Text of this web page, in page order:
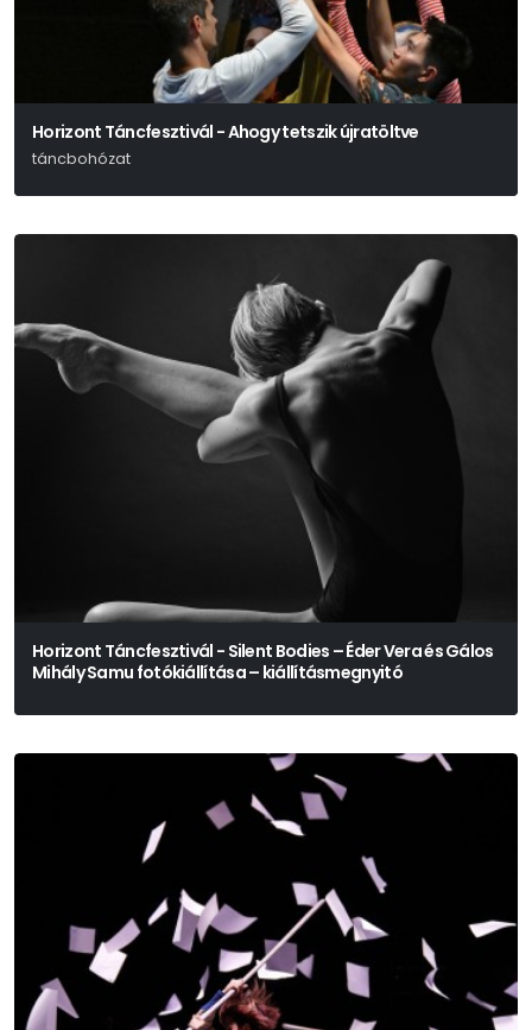
Horizont Táncfesztivál - Ahogy tetszik újratöltve
táncbohózat
Horizont Táncfesztivál - Silent Bodies – Éder Vera és Gálos
Mihály Samu fotókiállítása – kiállításmegnyitó